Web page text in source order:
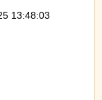
13:48:03